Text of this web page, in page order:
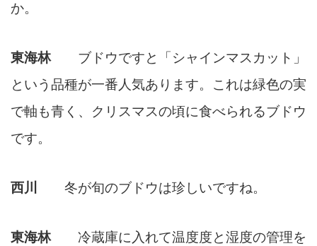
か。
東海林 ブドウですと「シャインマスカット」
という品種が一番人気あります。これは緑色の実
で軸も青く、クリスマスの頃に食べられるブドウ
です。
西川 冬が旬のブドウは珍しいですね。
東海林 冷蔵庫に入れて温度度と湿度の管理を